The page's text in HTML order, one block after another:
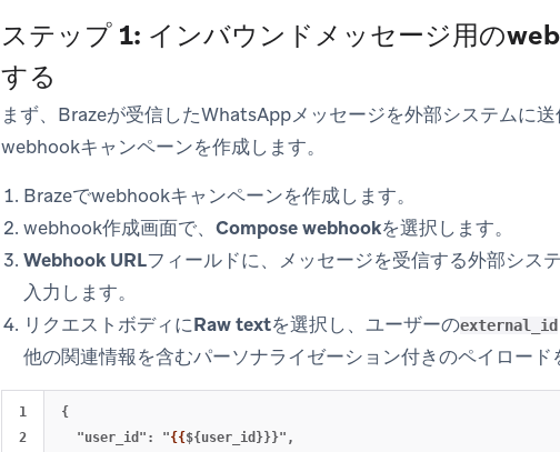
ステップ 1: インバウンドメッセージ用の
する
まず、Brazeが受信したWhatsAppメッセージを外部システムに
webhookキャンペーンを作成します。
Brazeでwebhookキャンペーンを作成します。
webhook作成画面で、 Compose webhookを選択します。
Webhook URLフィールドに、メッセージを受信する外部シス
入力します。
リクエストボディにRaw textを選択し、ユーザーのexternal_id
他の関連情報を含むパーソナライゼーション付きのペイロード
1
2
{
  "user_id": "
{{${user_id}}}",